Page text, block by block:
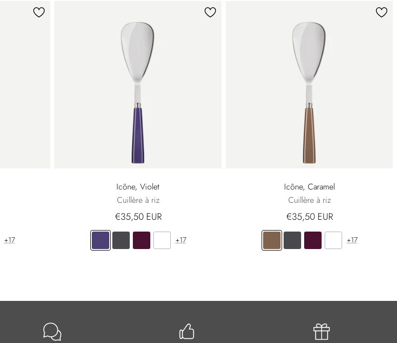
+17
Icône, Violet
Cuillère à riz
€35,50 EUR
+17
Icône, Caramel
Cuillère à riz
€35,50 EUR
+17